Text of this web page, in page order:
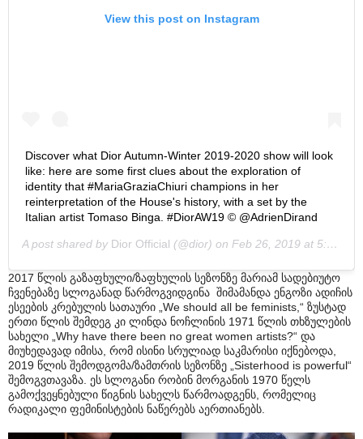
View this post on Instagram
Discover what Dior Autumn-Winter 2019-2020 show will look
like: here are some first clues about the exploration of
identity that #MariaGraziaChiuri champions in her
reinterpretation of the House's history, with a set by the
Italian artist Tomaso Binga. #DiorAW19 © @AdrienDirand
A post shared by Dior Official (@dior) on Feb 26, 2019 at 5:45am PST
2017 წლის გაზაფხული/ზაფხულის სეზონზე მარიამ სადებიუტო
ჩვენებაზე სლოგანად წარმოგვიდგინა შიმამანდა ენგოზი ადიჩის
ესეების კრებულის სათაური „We should all be feminists,“ ზუსტად
ერთი წლის შემდეგ კი ლინდა ნოჩლინის 1971 წლის თხზულების
სახელი „Why have there been no great women artists?“ და
მიუხედავად იმისა, რომ ისინი სრულიად საკმარისი იქნებოდა,
2019 წლის შემოდგომა/ზამთრის სეზონზე „Sisterhood is powerful“
შემოგვთავაზა. ეს სლოგანი რობინ მორგანის 1970 წელს
გამოქვეყნებული წიგნის სახელს წარმოადგენს, რომელიც
რადიკალი ფემინისტების ნაწერებს აერთიანებს.